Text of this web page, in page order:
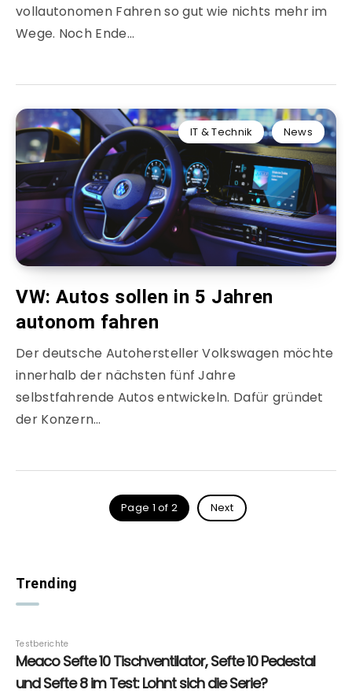
vollautonomen Fahren so gut wie nichts mehr im
Wege. Noch Ende…
IT & Technik News
VW: Autos sollen in 5 Jahren
autonom fahren
Der deutsche Autohersteller Volkswagen möchte
innerhalb der nächsten fünf Jahre
selbstfahrende Autos entwickeln. Dafür gründet
der Konzern…
Page 1 of 2 Next
Trending